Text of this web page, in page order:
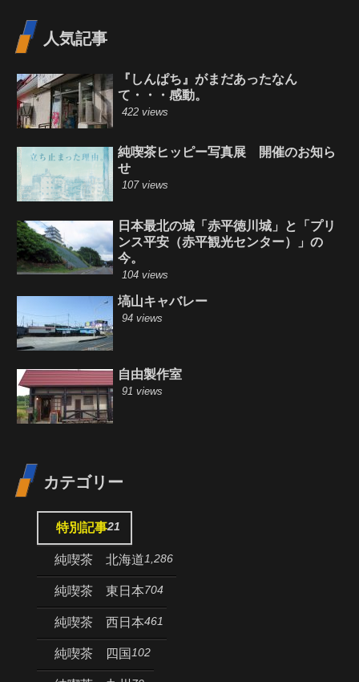
人気記事
『しんぱち』がまだあったなん
て・・・感動。
422 views
純喫茶ヒッピー写真展 開催のお知ら
せ
107 views
日本最北の城「赤平徳川城」と「プリ
ンス平安（赤平観光センター）」の
今。
104 views
塙山キャバレー
94 views
自由製作室
91 views
カテゴリー
特別記事21
純喫茶 北海道1,286
純喫茶 東日本704
純喫茶 西日本461
純喫茶 四国102